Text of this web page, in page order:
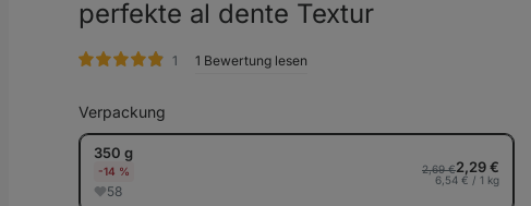
perfekte al dente Textur
1 Bewertungen
1 Bewertung lesen
Verpackung
350 g
-14 %
58
2,69 €2,29 €
6,54 € / 1 kg